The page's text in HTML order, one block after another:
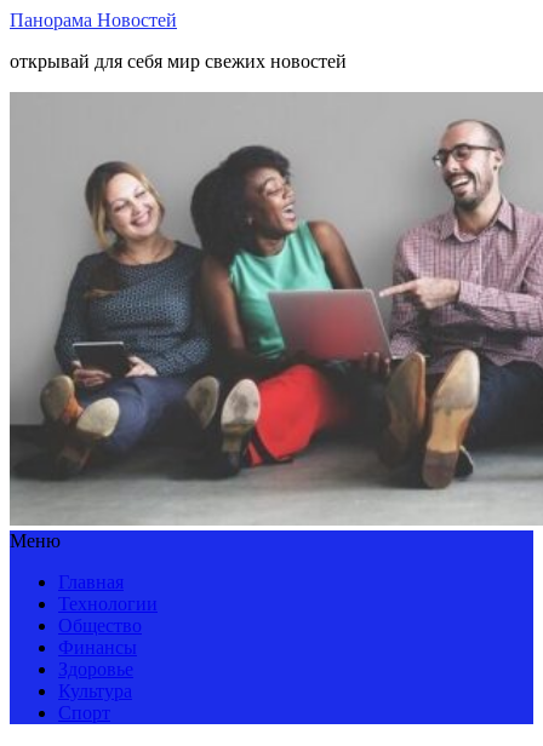
Панорама Новостей
открывай для себя мир свежих новостей
Меню
Главная
Технологии
Общество
Финансы
Здоровье
Культура
Спорт